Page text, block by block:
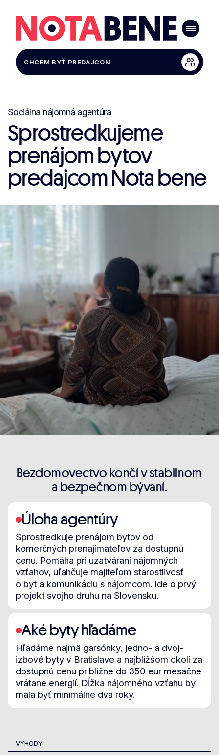
CHCEM BYŤ PREDAJCOM
Sociálna nájomná agentúra
Sprostredkujeme
prenájom bytov
predajcom Nota bene
Bezdomovectvo končí v stabilnom
a bezpečnom bývaní.
Úloha agentúry
Sprostredkuje prenájom bytov od
komerčných prenajímateľov za dostupnú
cenu. Pomáha pri uzatváraní nájomných
vzťahov, uľahčuje majiteľom starostlivosť
o byt a komunikáciu s nájomcom. Ide o prvý
projekt svojho druhu na Slovensku.
Aké byty hľadáme
Hľadáme najmä garsónky, jedno- a dvoj-
izbové byty v Bratislave a najbližšom okolí za
dostupnú cenu približne do 350 eur mesačne
vrátane energií. Dĺžka nájomného vzťahu by
mala byť minimálne dva roky.
VÝHODY